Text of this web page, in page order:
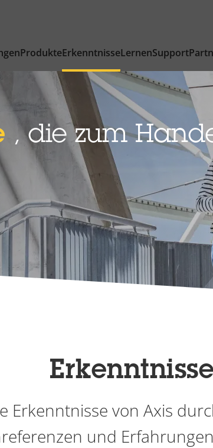
ProdukteErkenntnisseLernenSupport
, die zum
Erkenntnisse
Erkenntnisse von Axis
und